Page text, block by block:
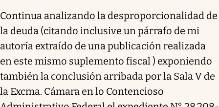
Continua analizando la desproporcionalidad de
la deuda (citando inclusive un párrafo de mi
autoría extraído de una publicación realizada
en este mismo suplemento fiscal ) exponiendo
también la conclusión arribada por la Sala V de
la Excma. Cámara en lo Contencioso